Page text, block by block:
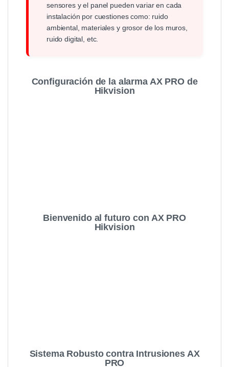
sensores y el panel pueden variar en cada
instalación por cuestiones como: ruido
ambiental, materiales y grosor de los muros,
ruido digital, etc.
Configuración de la alarma AX PRO de
Hikvision
Bienvenido al futuro con AX PRO
Hikvision
Sistema Robusto contra Intrusiones AX
PRO